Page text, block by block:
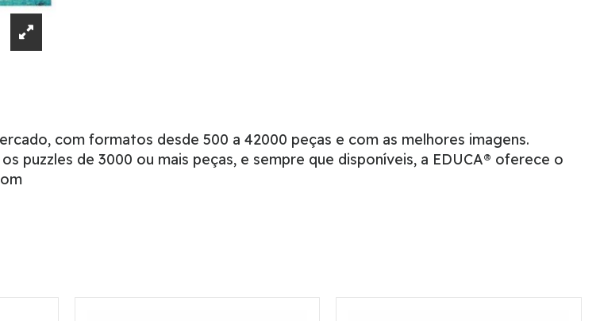
com formatos desde 500 a 42000 peças e com as melhores imagens.
puzzles de 3000 ou mais peças, e sempre que disponíveis, a EDUCA® oferece o